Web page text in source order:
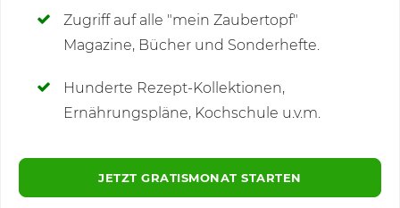
Zugriff auf alle "mein Zaubertopf"
Magazine, Bücher und Sonderhefte.
Hunderte Rezept-Kollektionen,
Ernährungspläne, Kochschule u.v.m.
JETZT GRATISMONAT STARTEN
Kommentare(2)